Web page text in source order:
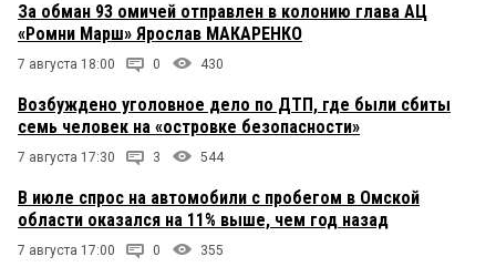
За обман 93 омичей отправлен в колонию глава АЦ
«Ромни Марш» Ярослав МАКАРЕНКО
7 августа 18:00 0 430
Возбуждено уголовное дело по ДТП, где были сбиты
семь человек на «островке безопасности»
7 августа 17:30 3 544
В июле спрос на автомобили с пробегом в Омской
области оказался на 11% выше, чем год назад
7 августа 17:00 0 355